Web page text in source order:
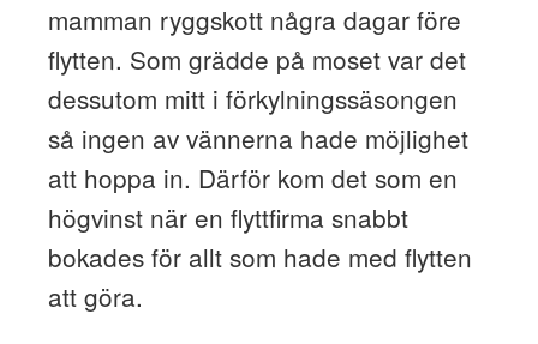
mamman ryggskott några dagar före
flytten. Som grädde på moset var det
dessutom mitt i förkylningssäsongen
så ingen av vännerna hade möjlighet
att hoppa in. Därför kom det som en
högvinst när en flyttfirma snabbt
bokades för allt som hade med flytten
att göra.